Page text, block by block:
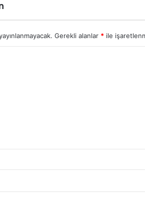
Gerekli alanlar * ile